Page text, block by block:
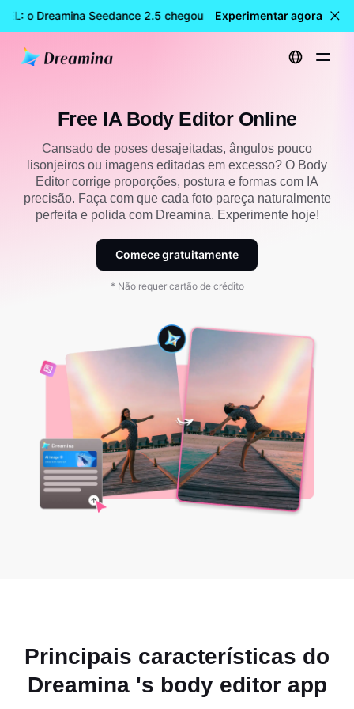
o Dreamina Seedance 2.5 chegou 🎉 Novo modelo
Experimentar agora
Início Free IA Body Editor Online
Free IA Body Editor Online
Cansado de poses desajeitadas, ângulos pouco
lisonjeiros ou imagens editadas em excesso? O Body
Editor corrige proporções, postura e formas com IA
precisão. Faça com que cada foto pareça naturalmente
perfeita e polida com Dreamina. Experimente hoje!
Comece gratuitamente
* Não requer cartão de crédito
Principais características do
Dreamina 's body editor app